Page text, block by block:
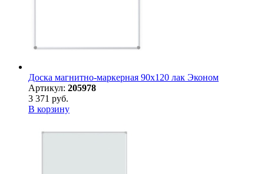
Доска магнитно-маркерная 90х120 лак Эконом
Артикул: 205978
3 371 руб.
В корзину